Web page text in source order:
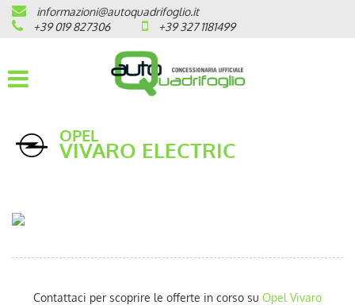
HOME
AZIENDA
OPEL
CITROEN
informazioni@autoquadrifoglio.it
+39 019 827306
+39 327 1181499
OPEL
VIVARO ELECTRIC
Contattaci per scoprire le offerte in corso su Opel Vivaro